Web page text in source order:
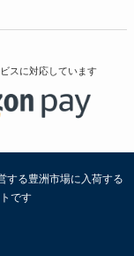
スに対応しています
する豊洲市場に入荷する
です